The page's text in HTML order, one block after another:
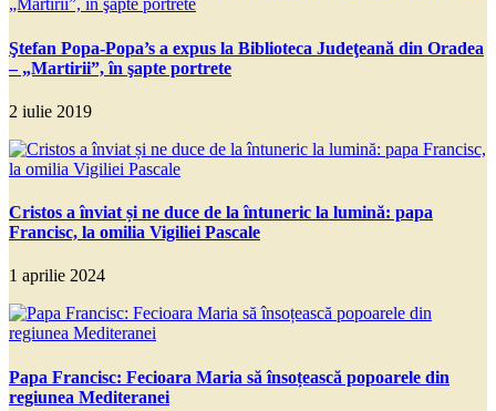
Ştefan Popa-Popa’s a expus la Biblioteca Judeţeană din Oradea
– „Martirii”, în şapte portrete
2 iulie 2019
Cristos a înviat și ne duce de la întuneric la lumină: papa
Francisc, la omilia Vigiliei Pascale
1 aprilie 2024
Papa Francisc: Fecioara Maria să însoțească popoarele din
regiunea Mediteranei